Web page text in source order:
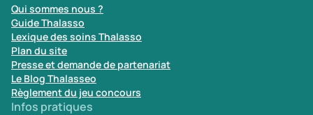
Qui sommes nous ?
Guide Thalasso
Lexique des soins Thalasso
Plan du site
Presse et demande de partenariat
Le Blog Thalasseo
Règlement du jeu concours
Infos pratiques